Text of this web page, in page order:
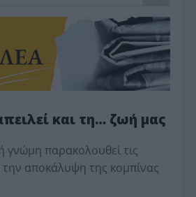
και τη… ζωή μας
γνώμη παρακολουθεί τις
την αποκάλυψη της κο­μπίνας